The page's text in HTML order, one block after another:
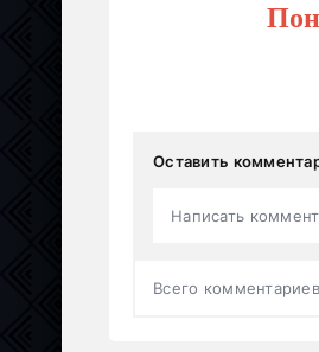
Оставить
Написать
Всего